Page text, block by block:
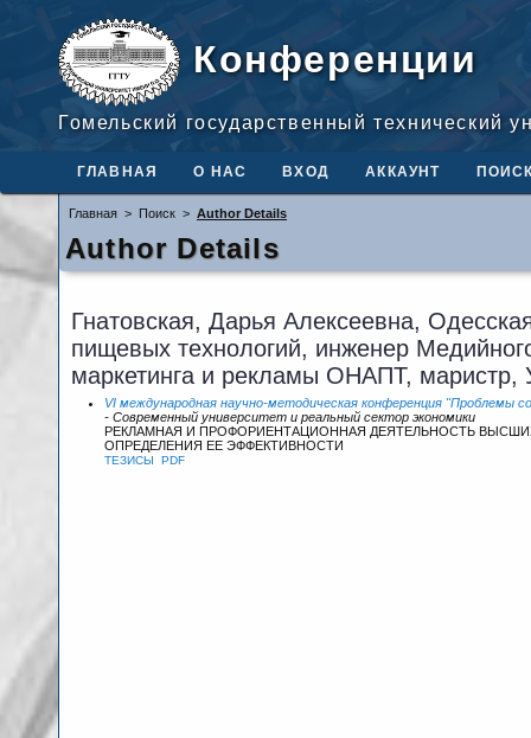
Конференции
Гомельский государственный технический
ГЛАВНАЯ О НАС ВХОД АККАУНТ
Главная > Поиск > Author Details
Author Details
Гнатовская, Дарья Алексеевна,
пищевых технологий, инженер
маркетинга и рекламы ОНАПТ, маристр,
VI международная научно-методическая конференция "Проблемы
- Современный университет и реальный сектор экономики
РЕКЛАМНАЯ И ПРОФОРИЕНТАЦИОННАЯ ДЕЯТЕЛЬНОСТЬ
ОПРЕДЕЛЕНИЯ ЕЕ ЭФФЕКТИВНОСТИ
ТЕЗИСЫ PDF